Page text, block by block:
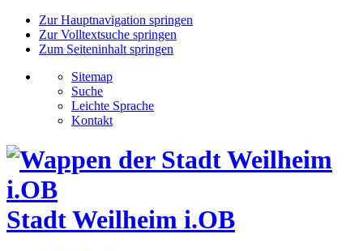
Zur Hauptnavigation springen
Zur Volltextsuche springen
Zum Seiteninhalt springen
Sitemap
Suche
Leichte Sprache
Kontakt
Stadt Weilheim i.OB